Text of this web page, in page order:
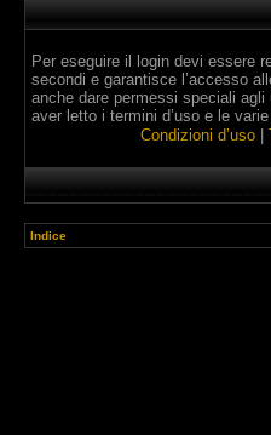
Per eseguire il login devi essere
secondi e garantisce l’accesso
anche dare permessi speciali
aver letto i termini d’uso e le
Condizioni d’uso
Indice